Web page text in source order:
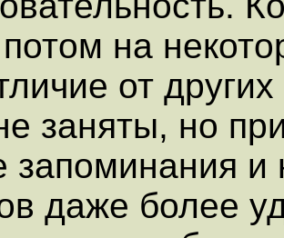
на
от
заняты, но
запоминания и
даже более